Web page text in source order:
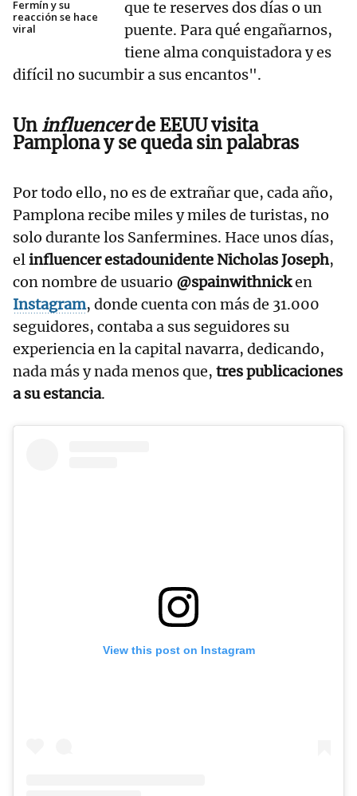
Fermín y su
reacción se hace
viral
que te reserves dos días o un
puente. Para qué engañarnos,
tiene alma conquistadora y es
difícil no sucumbir a sus encantos".
Un influencerde EEUU visita
Pamplona y se queda sin palabras
Por todo ello, no es de extrañar que, cada año,
Pamplona recibe miles y miles de turistas, no
solo durante los Sanfermines. Hace unos días,
elinfluencer estadounidente Nicholas Joseph,
con nombre de usuario @spainwithnicken
Instagram, donde cuenta con más de 31.000
seguidores, contaba a sus seguidores su
experiencia en la capital navarra, dedicando,
nada más y nada menos que, tres publicaciones
a su estancia.
View this post on Instagram